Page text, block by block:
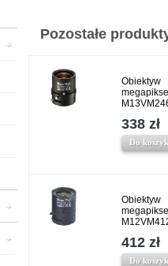
Pozostałe
Obiektyw
338 zł
Do
Obiektyw
412 zł
Do